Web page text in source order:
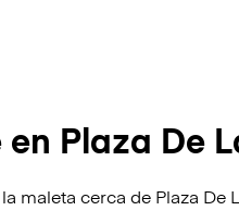
Plaza De
maleta cerca de Plaza De